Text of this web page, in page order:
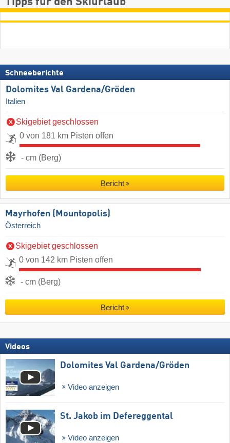
Schneeberichte
Dolomites Val Gardena/​Gröden
Italien
Skigebiet geschlossen
0 von 181 km Pisten offen
- cm (Berg)
Bericht
Mayrhofen (Mountopolis)
Österreich
Skigebiet geschlossen
0 von 142 km Pisten offen
- cm (Berg)
Bericht
Videos
Dolomites Val Gardena/​Gröden
Video anzeigen
St. Jakob im Defereggental
Video anzeigen